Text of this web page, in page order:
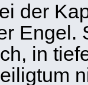
der
Engel.
in